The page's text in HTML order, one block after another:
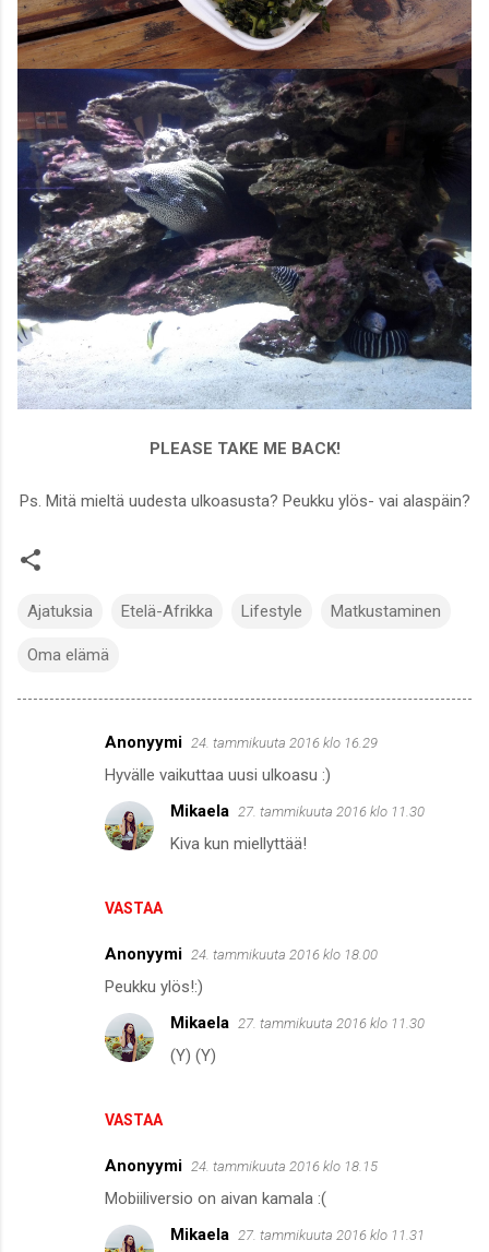
PLEASE TAKE ME BACK!
Ps. Mitä mieltä uudesta ulkoasusta? Peukku ylös- vai alaspäin?
Ajatuksia Etelä-Afrikka Lifestyle Matkustaminen
Oma elämä
Anonyymi 24. tammikuuta 2016 klo 16.29
Hyvälle vaikuttaa uusi ulkoasu :)
VASTAA
Mikaela 27. tammikuuta 2016 klo 11.30
Kiva kun miellyttää!
Anonyymi 24. tammikuuta 2016 klo 18.00
Peukku ylös!:)
VASTAA
Mikaela 27. tammikuuta 2016 klo 11.30
(Y) (Y)
Anonyymi 24. tammikuuta 2016 klo 18.15
Mobiiliversio on aivan kamala :(
Mikaela 27. tammikuuta 2016 klo 11.31